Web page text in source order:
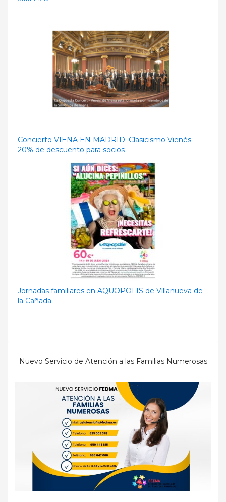
Concierto VIENA EN MADRID: Clasicismo Vienés-
20% de descuento para socios
Jornadas familiares en AQUOPOLIS de Villanueva de
la Cañada
Nuevo Servicio de Atención a las Familias Numerosas